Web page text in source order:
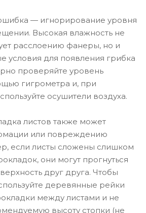
— игнорирование уровня
Высокая влажность не
расслоению фанеры, но и
условия для появления грибка
проверяйте уровень
гигрометра и, при
осушители воздуха.
листов также может
или повреждению
если листы сложены слишком
они могут прогнуться
друг друга. Чтобы
деревянные рейки
между листами и не
высоту стопки (не